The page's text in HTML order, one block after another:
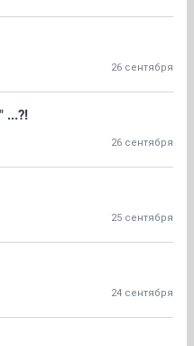
26 сентября
...?!
26 сентября
25 сентября
24 сентября